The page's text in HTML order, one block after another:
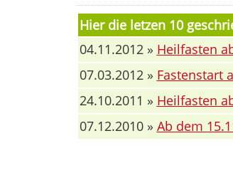
Hier die letzen 10
04.11.2012 » Heilfasten
07.03.2012 » Fastenstart
24.10.2011 » Heilfasten
07.12.2010 » Ab dem